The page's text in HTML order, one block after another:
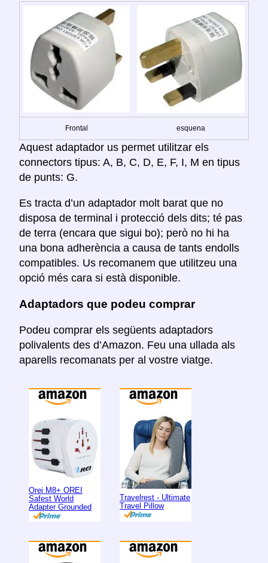
Frontal esquena
Aquest adaptador us permet utilitzar els
connectors tipus: A, B, C, D, E, F, I, M en tipus
de punts: G.
Es tracta d’un adaptador molt barat que no
disposa de terminal i protecció dels dits; té pas
de terra (encara que sigui bo); però no hi ha
una bona adherència a causa de tants endolls
compatibles. Us recomanem que utilitzeu una
opció més cara si està disponible.
Adaptadors que podeu comprar
Podeu comprar els següents adaptadors
polivalents des d’Amazon. Feu una ullada als
aparells recomanats per al vostre viatge.
Orei M8+ OREI
Safest World
Adapter Grounded
Travelrest - Ultimate
Travel Pillow